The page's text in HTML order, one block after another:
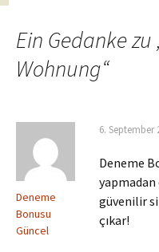
Ein Gedanke zu
Wohnung“
Deneme
Bonusu
Güncel
6. September
Deneme
yapmadan
güvenilir
çıkar!